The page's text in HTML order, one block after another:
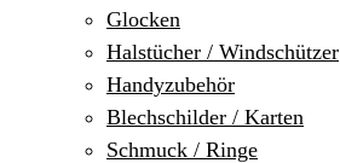
Glocken
Halstücher / Windschützer
Handyzubehör
Blechschilder / Karten
Schmuck / Ringe